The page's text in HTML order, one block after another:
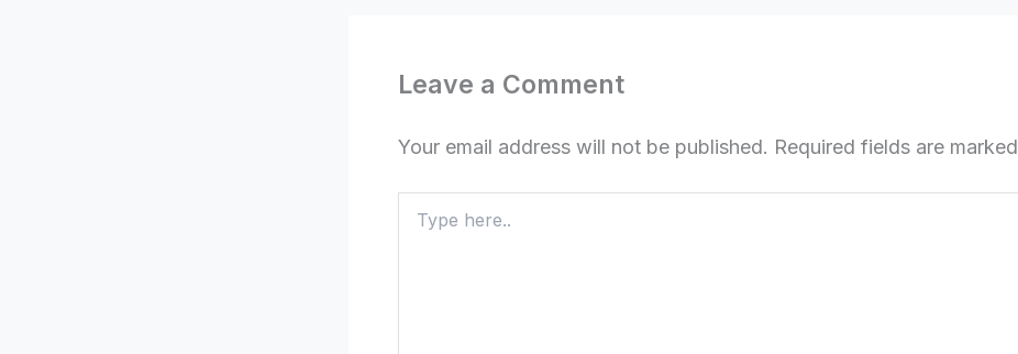
Leave a Comment
Your email address will not be published. Required fields are marked
here..